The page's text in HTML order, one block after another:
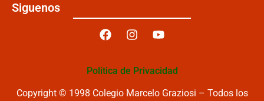
Siguenos
Politica de Privacidad
Copyright © 1998 Colegio Marcelo Graziosi – Todos los